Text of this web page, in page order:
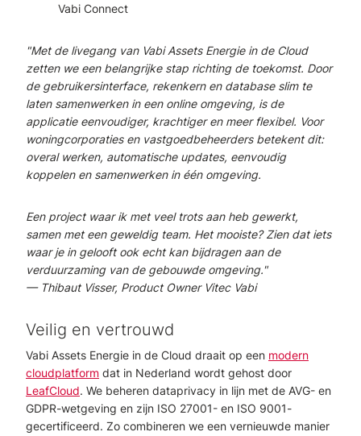
Vabi Connect
"Met de livegang van Vabi Assets Energie in de Cloud
zetten we een belangrijke stap richting de toekomst. Door
de gebruikersinterface, rekenkern en database slim te
laten samenwerken in een online omgeving, is de
applicatie eenvoudiger, krachtiger en meer flexibel. Voor
woningcorporaties en vastgoedbeheerders betekent dit:
overal werken, automatische updates, eenvoudig
koppelen en samenwerken in één omgeving.
Een project waar ik met veel trots aan heb gewerkt,
samen met een geweldig team. Het mooiste? Zien dat iets
waar je in gelooft ook echt kan bijdragen aan de
verduurzaming van de gebouwde omgeving."
— Thibaut Visser, Product Owner Vitec Vabi
Veilig en vertrouwd
Vabi Assets Energie in de Cloud draait op een modern
cloudplatform dat in Nederland wordt gehost door
LeafCloud. We beheren dataprivacy in lijn met de AVG- en
GDPR-wetgeving en zijn ISO 27001- en ISO 9001-
gecertificeerd. Zo combineren we een vernieuwde manier